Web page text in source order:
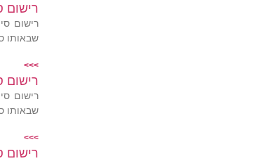
רישום
רישום
שבאותו
>>>
רישום
רישום
שבאותו
>>>
רישום